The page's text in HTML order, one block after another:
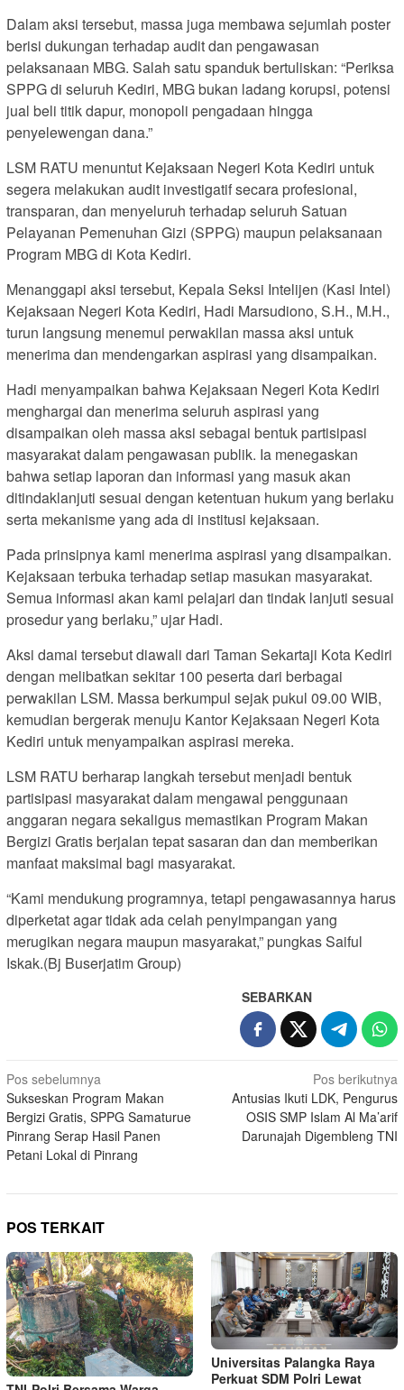
Dalam aksi tersebut, massa juga membawa sejumlah poster
berisi dukungan terhadap audit dan pengawasan
pelaksanaan MBG. Salah satu spanduk bertuliskan: “Periksa
SPPG di seluruh Kediri, MBG bukan ladang korupsi, potensi
jual beli titik dapur, monopoli pengadaan hingga
penyelewengan dana.”
LSM RATU menuntut Kejaksaan Negeri Kota Kediri untuk
segera melakukan audit investigatif secara profesional,
transparan, dan menyeluruh terhadap seluruh Satuan
Pelayanan Pemenuhan Gizi (SPPG) maupun pelaksanaan
Program MBG di Kota Kediri.
Menanggapi aksi tersebut, Kepala Seksi Intelijen (Kasi Intel)
Kejaksaan Negeri Kota Kediri, Hadi Marsudiono, S.H., M.H.,
turun langsung menemui perwakilan massa aksi untuk
menerima dan mendengarkan aspirasi yang disampaikan.
Hadi menyampaikan bahwa Kejaksaan Negeri Kota Kediri
menghargai dan menerima seluruh aspirasi yang
disampaikan oleh massa aksi sebagai bentuk partisipasi
masyarakat dalam pengawasan publik. Ia menegaskan
bahwa setiap laporan dan informasi yang masuk akan
ditindaklanjuti sesuai dengan ketentuan hukum yang berlaku
serta mekanisme yang ada di institusi kejaksaan.
Pada prinsipnya kami menerima aspirasi yang disampaikan.
Kejaksaan terbuka terhadap setiap masukan masyarakat.
Semua informasi akan kami pelajari dan tindak lanjuti sesuai
prosedur yang berlaku,” ujar Hadi.
Aksi damai tersebut diawali dari Taman Sekartaji Kota Kediri
dengan melibatkan sekitar 100 peserta dari berbagai
perwakilan LSM. Massa berkumpul sejak pukul 09.00 WIB,
kemudian bergerak menuju Kantor Kejaksaan Negeri Kota
Kediri untuk menyampaikan aspirasi mereka.
LSM RATU berharap langkah tersebut menjadi bentuk
partisipasi masyarakat dalam mengawal penggunaan
anggaran negara sekaligus memastikan Program Makan
Bergizi Gratis berjalan tepat sasaran dan dan memberikan
manfaat maksimal bagi masyarakat.
“Kami mendukung programnya, tetapi pengawasannya harus
diperketat agar tidak ada celah penyimpangan yang
merugikan negara maupun masyarakat,” pungkas Saiful
Iskak.(Bj Buserjatim Group)
SEBARKAN
Navigasi
pos
Pos sebelumnya
Sukseskan Program Makan
Bergizi Gratis, SPPG Samaturue
Pinrang Serap Hasil Panen
Petani Lokal di Pinrang
Pos berikutnya
Antusias Ikuti LDK, Pengurus
OSIS SMP Islam Al Ma’arif
Darunajah Digembleng TNI
POS TERKAIT
Universitas Palangka Raya
Perkuat SDM Polri Lewat